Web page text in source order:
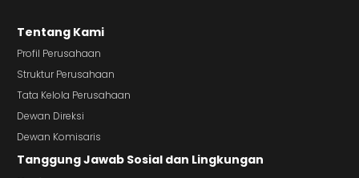
Tentang Kami
Profil Perusahaan
Struktur Perusahaan
Tata Kelola Perusahaan
Dewan Direksi
Dewan Komisaris
Tanggung Jawab Sosial dan Lingkungan